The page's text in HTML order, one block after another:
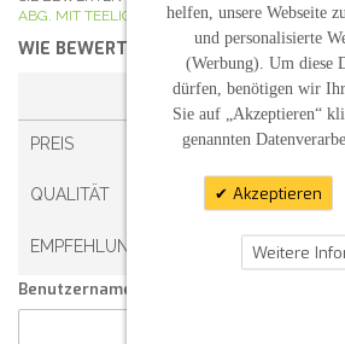
ABG. MIT TEELICHT
WIE BEWERTEN SIE DIESEN ARTIKEL?*
1 STERN 2 STERNE
PREIS
QUALITÄT
EMPFEHLUNG
Benutzername:
helfen, unsere Webseite
und personalisierte
(Werbung). Um diese
dürfen, benötigen wir
Sie auf „Akzeptieren“
genannten
Akzeptieren
Weitere